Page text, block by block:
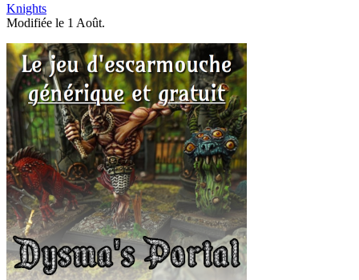
Knights
Modifiée le 1 Août.